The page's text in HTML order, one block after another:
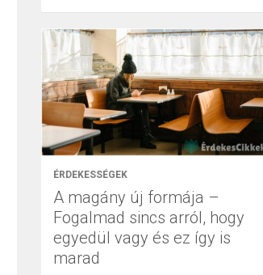
ÉRDEKESSÉGEK
A magány új formája –
Fogalmad sincs arról, hogy
egyedül vagy és ez így is
marad